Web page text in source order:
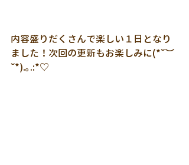
内容盛りだくさんで楽しい１日となり
ました！次回の更新もお楽しみに(*˘︶
˘*).｡.:*♡